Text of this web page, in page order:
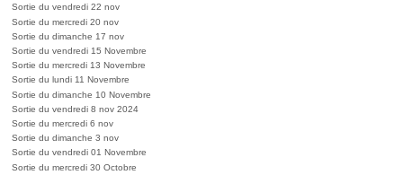
Sortie du vendredi 22 nov
Sortie du mercredi 20 nov
Sortie du dimanche 17 nov
Sortie du vendredi 15 Novembre
Sortie du mercredi 13 Novembre
Sortie du lundi 11 Novembre
Sortie du dimanche 10 Novembre
Sortie du vendredi 8 nov 2024
Sortie du mercredi 6 nov
Sortie du dimanche 3 nov
Sortie du vendredi 01 Novembre
Sortie du mercredi 30 Octobre